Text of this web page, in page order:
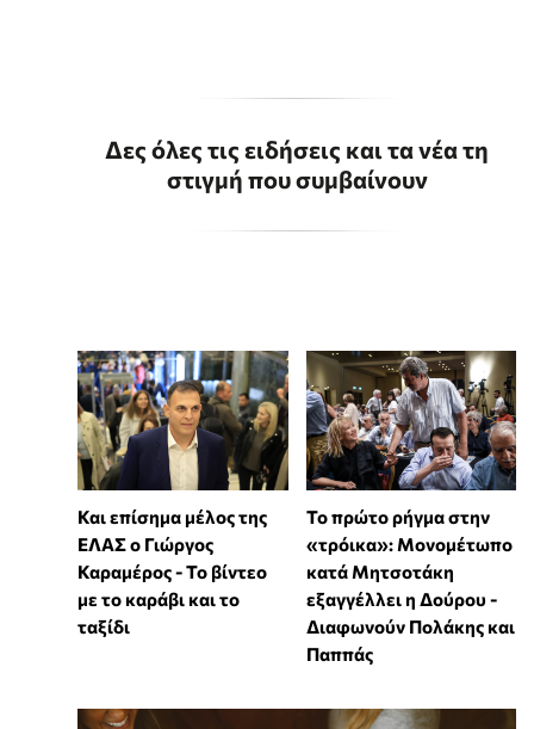
Δες όλες τις ειδήσεις και τα νέα τη
στιγμή που συμβαίνουν
Και επίσημα μέλος της
ΕΛΑΣ ο Γιώργος
Καραμέρος - Το βίντεο
με το καράβι και το
ταξίδι
Το πρώτο ρήγμα στην
«τρόικα»: Μονομέτωπο
κατά Μητσοτάκη
εξαγγέλλει η Δούρου -
Διαφωνούν Πολάκης και
Παππάς